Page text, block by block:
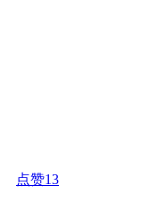
点赞13